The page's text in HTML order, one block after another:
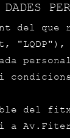
DADES
del
del
a